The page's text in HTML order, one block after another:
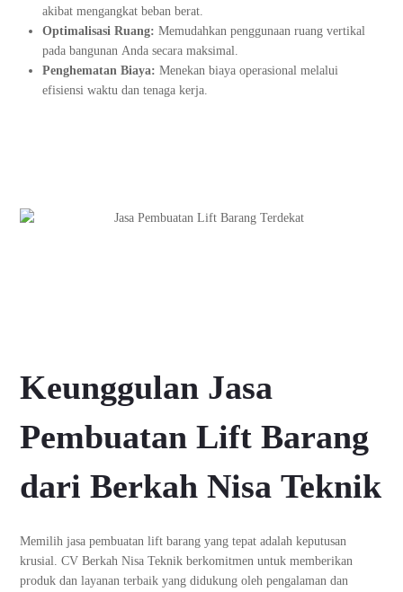
akibat mengangkat beban berat.
Optimalisasi Ruang: Memudahkan penggunaan ruang vertikal
pada bangunan Anda secara maksimal.
Penghematan Biaya: Menekan biaya operasional melalui
efisiensi waktu dan tenaga kerja.
Keunggulan Jasa
Pembuatan Lift Barang
dari Berkah Nisa Teknik
Memilih jasa pembuatan lift barang yang tepat adalah keputusan
krusial. CV Berkah Nisa Teknik berkomitmen untuk memberikan
produk dan layanan terbaik yang didukung oleh pengalaman dan